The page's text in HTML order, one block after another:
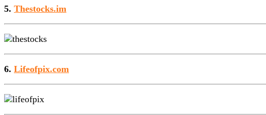
5. Thestocks.im
6. Lifeofpix.com